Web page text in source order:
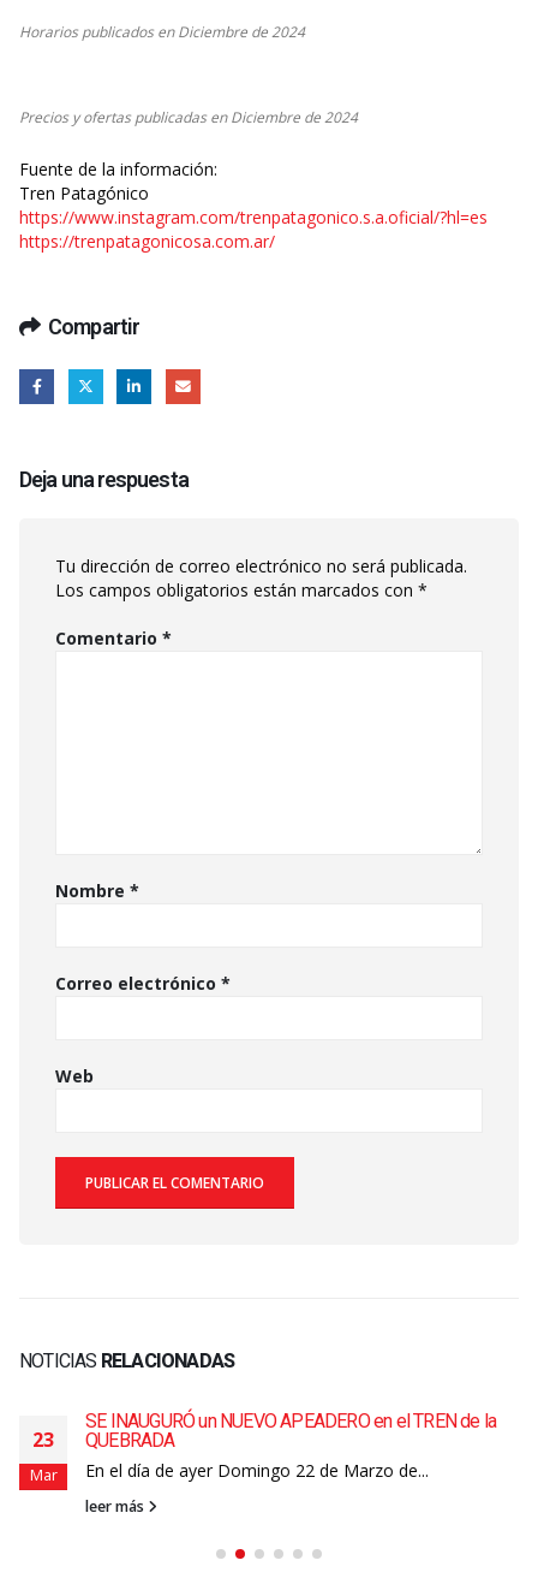
Horarios publicados en Diciembre de 2024
Precios y ofertas publicadas en Diciembre de 2024
Fuente de la información:
Tren Patagónico
https://www.instagram.com/trenpatagonico.s.a.oficial/?hl=es
https://trenpatagonicosa.com.ar/
Compartir
Deja una respuesta
Tu dirección de correo electrónico no será publicada.
Los campos obligatorios están marcados con *
Comentario *
Nombre *
Correo electrónico *
Web
NOTICIAS RELACIONADAS
23
Mar
SE INAUGURÓ un NUEVO APEADERO en el TREN de la
QUEBRADA
En el día de ayer Domingo 22 de Marzo de...
leer más